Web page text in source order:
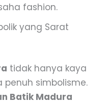
fashion.
yang Sarat
tidak hanya kaya
penuh simbolisme.
Batik Madura